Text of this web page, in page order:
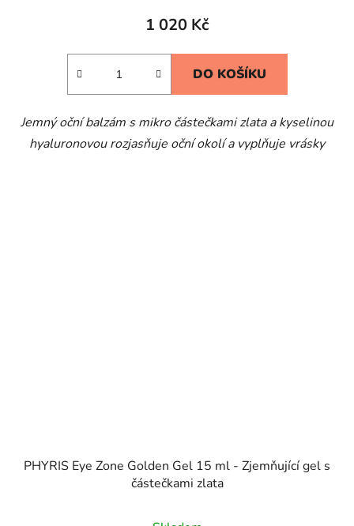
1 020 Kč
DO KOŠÍKU
Jemný oční balzám s mikro částečkami zlata a kyselinou
hyaluronovou rozjasňuje oční okolí a vyplňuje vrásky
PHYRIS Eye Zone Golden Gel 15 ml - Zjemňující gel s
částečkami zlata